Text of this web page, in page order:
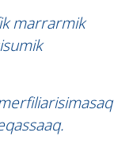
marrarmik